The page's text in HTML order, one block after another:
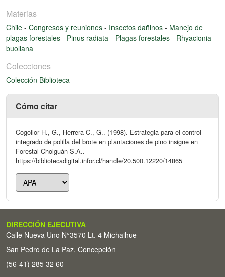
Materias
Chile - Congresos y reuniones - Insectos dañinos - Manejo de
plagas forestales - Pinus radiata - Plagas forestales - Rhyacionia
buoliana
Colecciones
Colección Biblioteca
Cómo citar
Cogollor H., G., Herrera C., G.. (1998). Estrategia para el control
integrado de polilla del brote en plantaciones de pino insigne en
Forestal Cholguán S.A..
https://bibliotecadigital.infor.cl/handle/20.500.12220/14865
DIRECCIÓN EJECUTIVA
Calle Nueva Uno N°3570 Lt. 4 Michaihue -
San Pedro de La Paz, Concepción
(56-41) 285 32 60